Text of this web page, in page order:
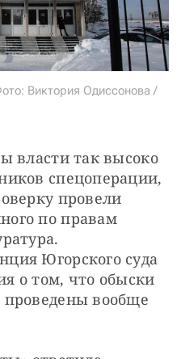
Виктория Одиссонова /
власти так высоко
спецоперации,
провели
по правам
Югорского суда
о том, что обыски
вообще